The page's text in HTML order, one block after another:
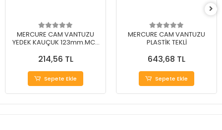
MERCURE CAM VANTUZU
YEDEK KAUÇUK 123mm.MC-
214,56 TL
Sepete Ekle
MERCURE CAM VANTUZU
PLASTİK TEKLİ
643,68 TL
Sepete Ekle